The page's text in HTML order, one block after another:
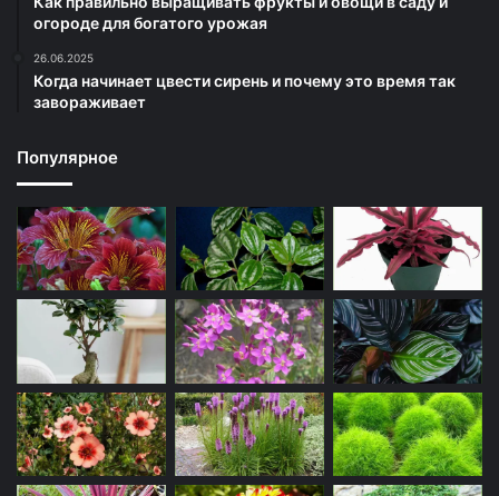
огороде для богатого урожая
26.06.2025
Когда начинает цвести сирень и почему это время так
завораживает
Популярное